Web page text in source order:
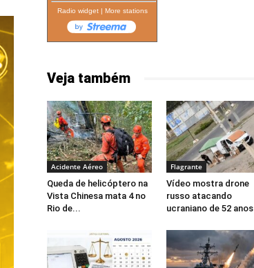
Radio widget| More stations
Veja também
Acidente Aéreo
Queda de helicóptero na
Vista Chinesa mata 4 no
Rio de...
Flagrante
Vídeo mostra drone
russo atacando
ucraniano de 52 anos